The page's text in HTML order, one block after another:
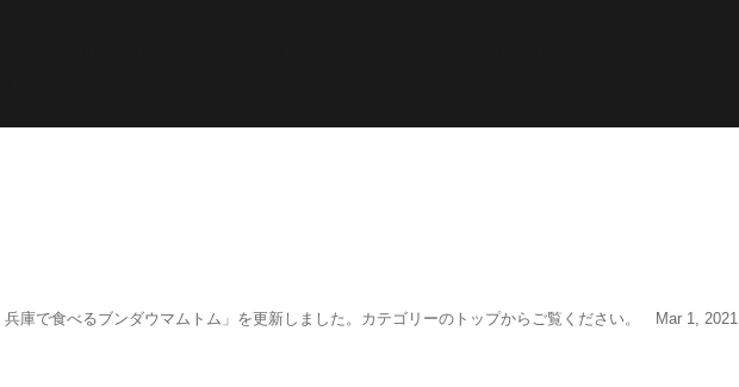
庫で食べるブンダウマムトム」を更新しました。カテゴリーのトップからご覧ください。 Mar 1, 2021